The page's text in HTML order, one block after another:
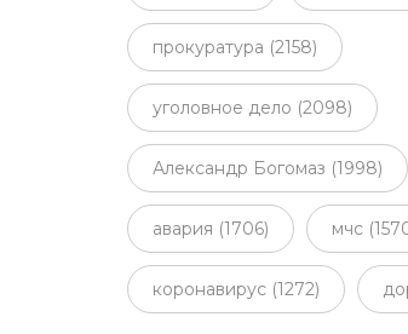
прокуратура (2158)
уголовное дело (2098)
Александр Богомаз (1998)
авария (1706) мчс
коронавирус (1272)